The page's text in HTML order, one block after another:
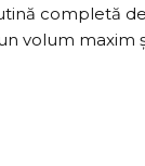
completă
volum maxim